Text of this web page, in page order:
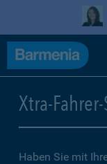
Xtra-
Haben Sie mit